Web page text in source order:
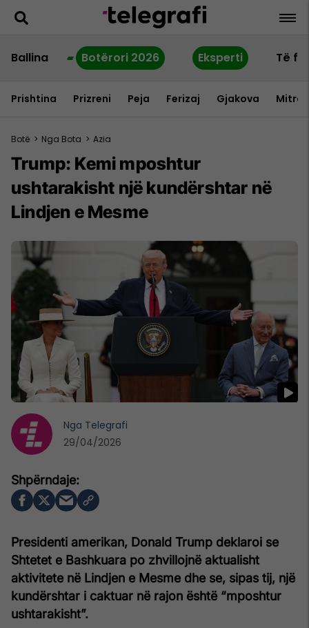
Ballina Botërori 2026 Eksperti Të
Prishtina Prizreni Peja Ferizaj Gjakova
Botë > Nga Bota > Azia
Trump: Kemi mposhtur
ushtarakisht një kundërshtar në
Lindjen e Mesme
Presidenti amerikan, Donald Trump deklaroi se
Shtetet e Bashkuara po zhvillojnë aktualisht
aktivitete në Lindjen e Mesme dhe se, sipas tij, një
kundërshtar i caktuar në rajon është “mposhtur
ushtarakisht”.
Nga Telegrafi
29/04/2026